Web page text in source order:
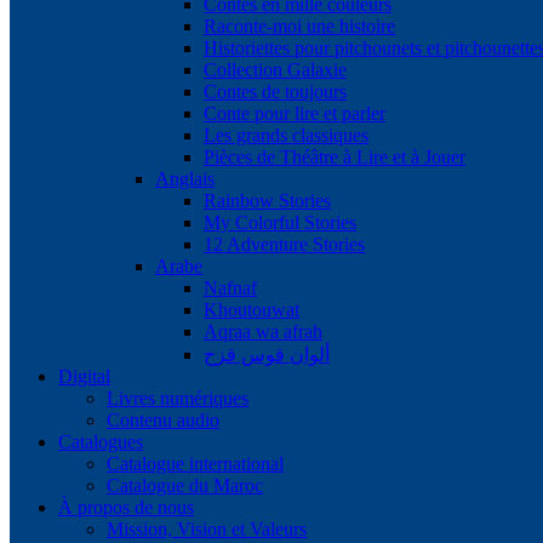
Contes en mille couleurs
Raconte-moi une histoire
Historiettes pour pitchounets et
Collection Galaxie
Contes de toujours
Conte pour lire et parler
Les grands classiques
Pièces de Théâtre à Lire et à Jouer
Anglais
Rainbow Stories
My Colorful Stories
12 Adventure Stories
Arabe
Nafnaf
Khoutouwat
Aqraa wa afrah
ألوان قوس قزح
Digital
Livres numériques
Contenu audio
Catalogues
Catalogue international
Catalogue du Maroc
À propos de nous
Mission, Vision et Valeurs